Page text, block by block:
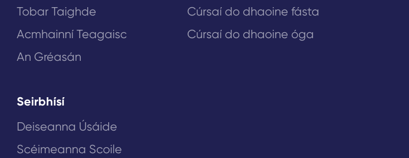
Tobar Taighde
Acmhainní Teagaisc
An Gréasán
Seirbhísí
Deiseanna Úsáide
Scéimeanna Scoile
Cúrsaí do dhaoine fásta
Cúrsaí do dhaoine óga